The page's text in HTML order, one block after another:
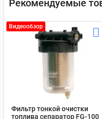
Рекомендуемые
Видеообзор
Фильтр тонкой очистки
топлива сепаратор FG-100